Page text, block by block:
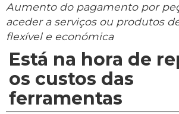
Aumento do pagamento por
aceder a serviços ou produtos
flexível e económica
Está na hora de
os custos das
ferramentas